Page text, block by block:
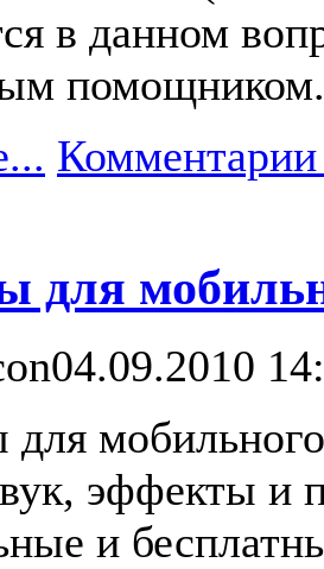
в данном
помощником.
для
04.09.2010
для
эффекты и
и